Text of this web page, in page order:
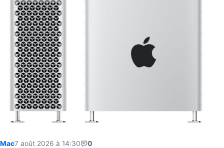
Mac7 août 2026 à 14:30 0